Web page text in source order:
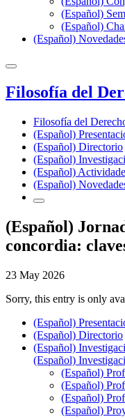
(Español)
(Español)
(Español)
Filosofía del
Filosofía del
(Español)
(Español) Directorio
(Español)
(Español)
(Español)
(Español)
concordia:
23 May 2026
Sorry, this entry is only
(Español)
(Español) Directorio
(Español)
(Español)
(Español)
(Español)
(Español)
(Español)